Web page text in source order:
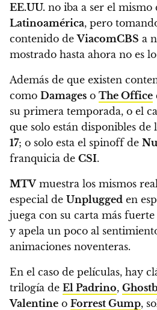
EE.UU. no iba a ser el mismo
Latinoamérica, pero
contenido deViacomCBS a
mostrado hasta ahora no es
Además de que existen
como Damages o The Office
su primera temporada, o el
que solo están disponibles de
17; o solo esta el spinoff de
franquicia de CSI.
MTVmuestra los mismos
especial de Unplugged en
juega con su carta más fuerte
y apela un poco al
animaciones noventeras.
En el caso de películas, hay
trilogía de El Padrino,
Valentine o Forrest Gump,